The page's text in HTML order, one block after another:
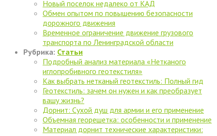
Новый поселок недалеко от КАД
Обмен опытом по повышению безопасности
дорожного движения
Временное ограничение движение грузового
транспорта по Ленинградской области
Рубрика: Статьи
Подробный анализ материала «Нетканого
иглопробивного геотекстиля»
Как выбрать нетканый геотекстиль: Полный гид
Геотекстиль: зачем он нужен и как преобразует
вашу жизнь?
Дорнит: Сухой душ для армии и его применение
Объемная георешетка: особенности и применение
Материал дорнит технические характеристики: